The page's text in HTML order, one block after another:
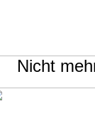
Nicht